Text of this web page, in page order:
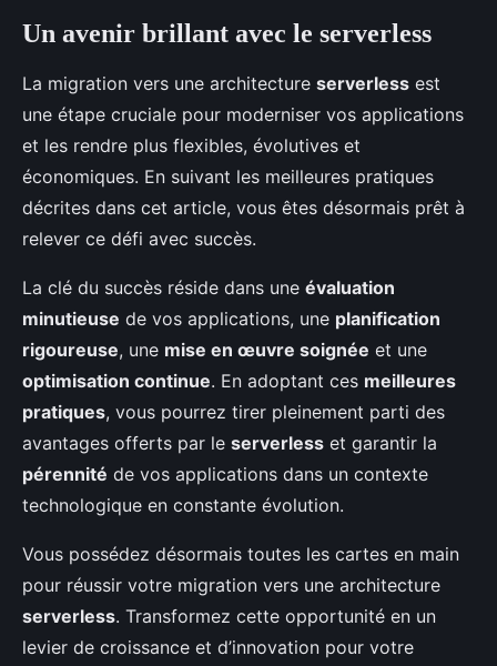
Un avenir brillant avec le serverless
La migration vers une architecture serverless est
une étape cruciale pour moderniser vos applications
et les rendre plus flexibles, évolutives et
économiques. En suivant les meilleures pratiques
décrites dans cet article, vous êtes désormais prêt à
relever ce défi avec succès.
La clé du succès réside dans une évaluation
minutieuse de vos applications, une planification
rigoureuse, une mise en œuvre soignée et une
optimisation continue. En adoptant ces meilleures
pratiques, vous pourrez tirer pleinement parti des
avantages offerts par le serverless et garantir la
pérennité de vos applications dans un contexte
technologique en constante évolution.
Vous possédez désormais toutes les cartes en main
pour réussir votre migration vers une architecture
serverless. Transformez cette opportunité en un
levier de croissance et d’innovation pour votre